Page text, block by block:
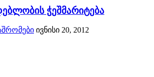
ჭეშმარიტება
ივნისი 20, 2012